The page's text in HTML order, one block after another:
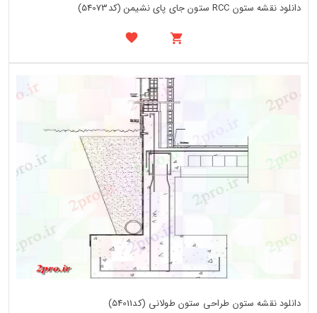
دانلود نقشه ستون RCC ستون جای پای نشیمن (کد54073)
دانلود نقشه ستون طراحی ستون طولانی (کد54011)